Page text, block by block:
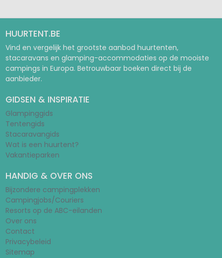
HUURTENT.BE
Vind en vergelijk het grootste aanbod huurtenten,
stacaravans en glamping-accommodaties op de mooiste
campings in Europa. Betrouwbaar boeken direct bij de
aanbieder.
GIDSEN & INSPIRATIE
Glampinggids
Tentengids
Stacaravangids
Wat is een huurtent?
Vakantieparken
HANDIG & OVER ONS
Bijzondere campingplekken
Campingjobs/Couriers
Resorts op de ABC-eilanden
Over ons
Contact
Privacybeleid
Sitemap